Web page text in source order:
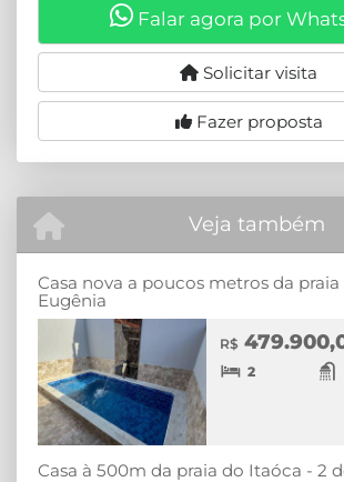
Falar agora por
Solicitar visita
Fazer proposta
Veja também
Casa nova a poucos metros da praia
Eugênia
R$
2
Casa à 500m da praia do Itaóca - 2